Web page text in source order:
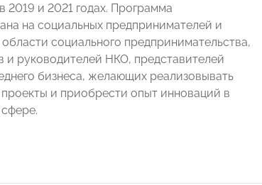
2019 и 2021 годах. Программа
на социальных предпринимателей и
социального предпринимательства,
и руководителей НКО, представителей
бизнеса, желающих реализовывать
и приобрести опыт инноваций в